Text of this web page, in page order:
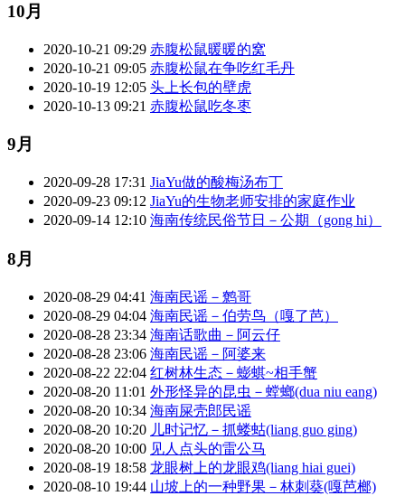
10月
2020-10-21 09:29 赤腹松鼠暖暖的窝
2020-10-21 09:05 赤腹松鼠在争吃红毛丹
2020-10-19 12:05 头上长包的壁虎
2020-10-13 09:21 赤腹松鼠吃冬枣
9月
2020-09-28 17:31 JiaYu做的酸梅汤布丁
2020-09-23 09:12 JiaYu的生物老师安排的家庭作业
2020-09-14 12:10 海南传统民俗节日－公期（gong hi）
8月
2020-08-29 04:41 海南民谣－鹩哥
2020-08-29 04:04 海南民谣－伯劳鸟（嘎了芭）
2020-08-28 23:34 海南话歌曲－阿云仔
2020-08-28 23:06 海南民谣－阿婆来
2020-08-22 22:04 红树林生态－蟛蜞~相手蟹
2020-08-20 11:01 外形怪异的昆虫－螳螂(dua niu eang)
2020-08-20 10:34 海南屎壳郎民谣
2020-08-20 10:20 儿时记忆－抓蝼蛄(liang guo ging)
2020-08-20 10:00 见人点头的雷公马
2020-08-19 18:58 龙眼树上的龙眼鸡(liang hiai guei)
2020-08-10 19:44 山坡上的一种野果－林刺葵(嘎芭榔)